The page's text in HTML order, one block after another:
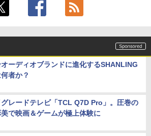
ーディオブランドに進化するSHANLING
者か？
レードテレビ「TCL Q7D Pro」。圧巻の
で映画＆ゲームが極上体験に